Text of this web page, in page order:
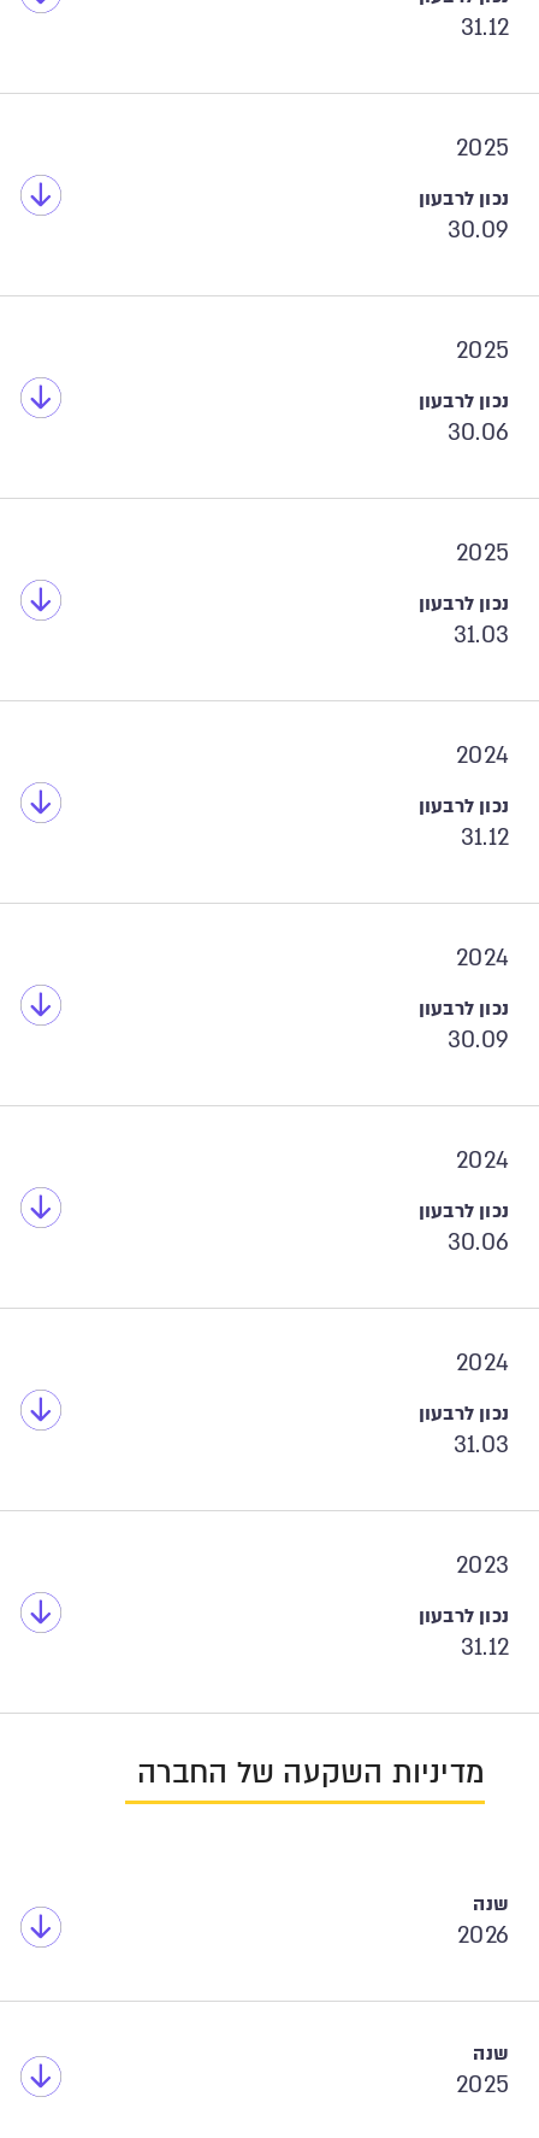
31.12
2025
30.09
2025
30.06
2025
31.03
2024
31.12
2024
30.09
2024
30.06
2024
31.03
2023
31.12
מדיניות השקעה של החברה
2026
2025